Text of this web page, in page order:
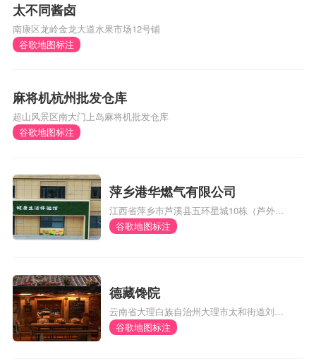
太不同酱卤
南康区龙岭金龙大道水果市场12号铺
谷歌地图标注
麻将机杭州批发仓库
超山风景区南大门上岛麻将机批发仓库
谷歌地图标注
萍乡港华燃气有限公司
江西省萍乡市芦溪县五环星城10栋（芦外和
体育馆对面）
谷歌地图标注
德藏馋院
云南省大理白族自治州大理市太和街道刘官
厂村委会风阳邑村290号
谷歌地图标注